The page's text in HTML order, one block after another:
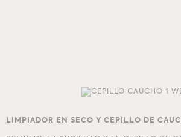
LIMPIADOR EN SECO Y CEPILLO DE